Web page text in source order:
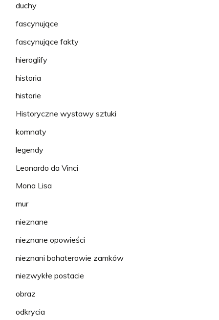
duchy
fascynujące
fascynujące fakty
hieroglify
historia
historie
Historyczne wystawy sztuki
komnaty
legendy
Leonardo da Vinci
Mona Lisa
mur
nieznane
nieznane opowieści
nieznani bohaterowie zamków
niezwykłe postacie
obraz
odkrycia